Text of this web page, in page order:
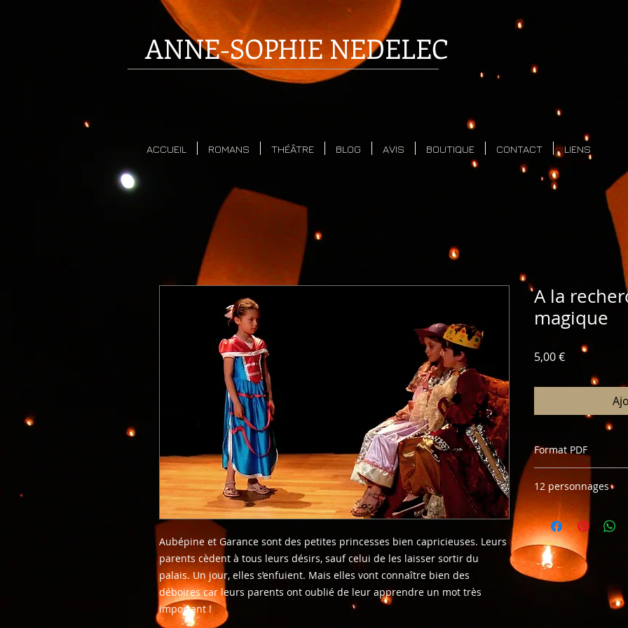
ANNE-SOPHIENEDELEC
ACCUEIL ROMANS THÉÂTRE BLOG AVIS BOUTIQUE CONTACT LIENS
Aubépine et Garance sont des petites princesses bien capricieuses. Leurs
parents cèdent à tous leurs désirs, sauf celui de les laisser sortir du
palais. Un jour, elles s’enfuient. Mais elles vont connaître bien des
déboires car leurs parents ont oublié de leur apprendre un mot très
important !
A la
magique
5,00 €Prix
Format PDF
pour toute
merci de contacter
12 personnages
distribution